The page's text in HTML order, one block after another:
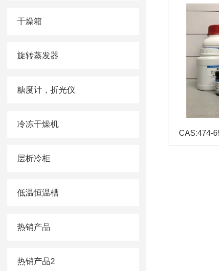
干燥箱
旋转蒸发器
糖度计，折光仪
冷冻干燥机
层析冷柜
低温恒温槽
热销产品
热销产品2
CAS:474-